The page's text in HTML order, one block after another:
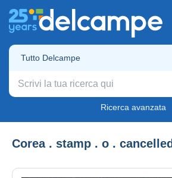
Tutto Delcampe
Ricerca avanzata
Corea . stamp . o . cancelled